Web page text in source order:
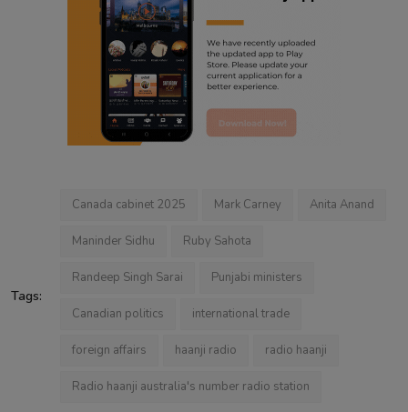
Tags:
Canada cabinet 2025 Mark Carney Anita Anand
Maninder Sidhu Ruby Sahota
Randeep Singh Sarai Punjabi ministers
Canadian politics international trade
foreign affairs haanji radio radio haanji
Radio haanji australia's number radio station